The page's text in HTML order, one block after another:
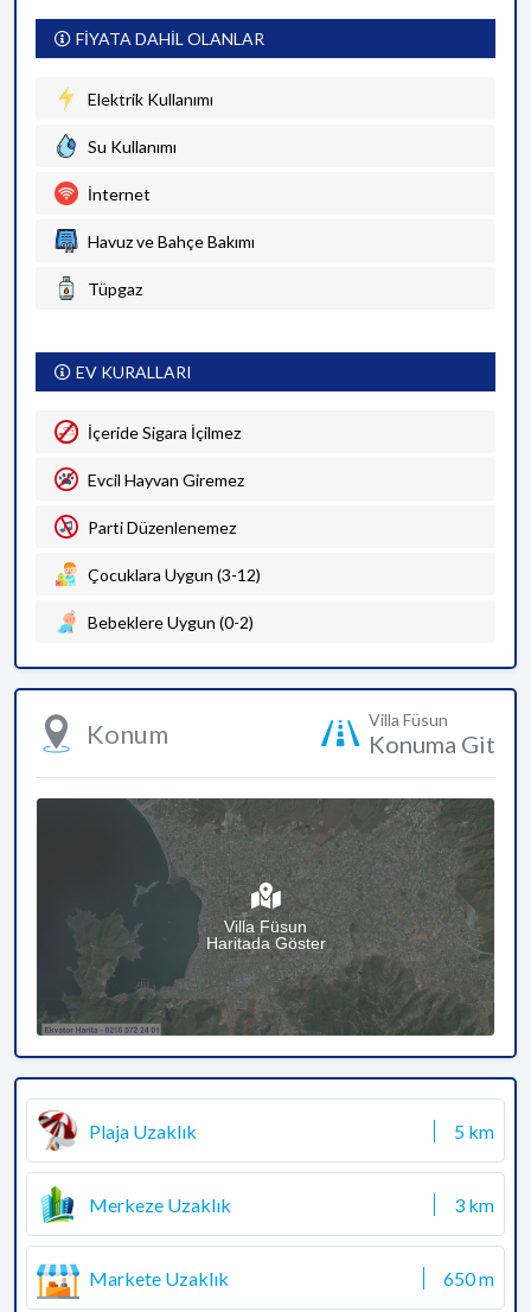
FİYATA DAHİL OLANLAR
Elektrik Kullanımı
Su Kullanımı
İnternet
Havuz ve Bahçe Bakımı
Tüpgaz
EV KURALLARI
İçeride Sigara İçilmez
Evcil Hayvan Giremez
Parti Düzenlenemez
Çocuklara Uygun (3-12)
Bebeklere Uygun (0-2)
Konum Villa Füsun
Konuma Git
Villa Füsun
Haritada Göster
Plaja Uzaklık 5 km
Merkeze Uzaklık 3 km
Markete Uzaklık 650 m